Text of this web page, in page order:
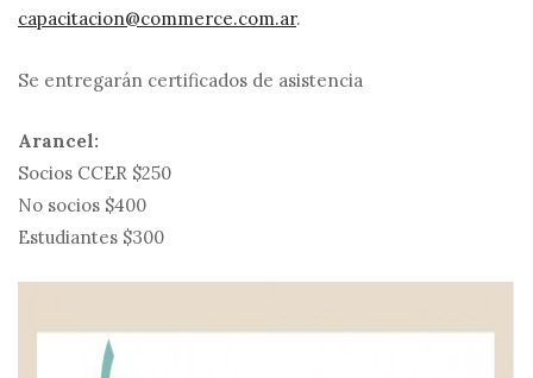
capacitacion@commerce.com.ar.
Se entregarán certificados de asistencia
Arancel:
Socios CCER $250
No socios $400
Estudiantes $300